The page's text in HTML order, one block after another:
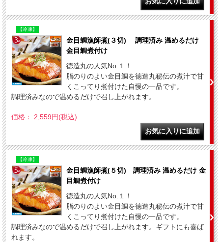
【冷凍】
金目鯛漁師煮(３切) 調理済み 温めるだけ
金目鯛煮付け
徳造丸の人気No.１！
脂のりのよい金目鯛を徳造丸秘伝の煮汁で甘
くこってり煮付けた自慢の一品です。
調理済みなので温めるだけで召し上がれます。
価格： 2,559円(税込)
【冷凍】
金目鯛漁師煮(５切) 調理済み 温めるだけ 金
目鯛煮付け
徳造丸の人気No.１！
脂のりのよい金目鯛を徳造丸秘伝の煮汁で甘
くこってり煮付けた自慢の一品です。
調理済みなので温めるだけで召し上がれます。ギフトにも喜ば
れます。